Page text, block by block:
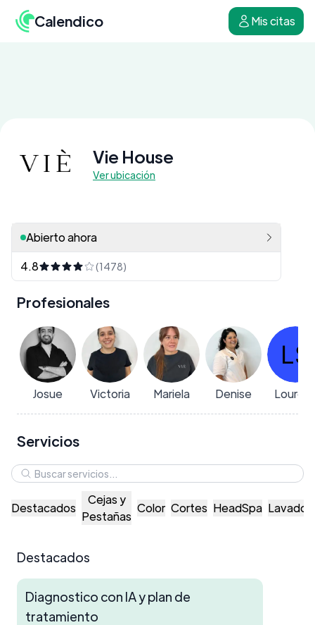
Calendico Mis citas
Vie House
Ver ubicación
Abierto ahora
4.8
(1478)
Profesionales
Josue Victoria Mariela Denise
Servicios
Destacados
Cejas y
Pestañas
Color Cortes HeadSpa Lavados
Destacados
Diagnostico con IA y plan de
tratamiento